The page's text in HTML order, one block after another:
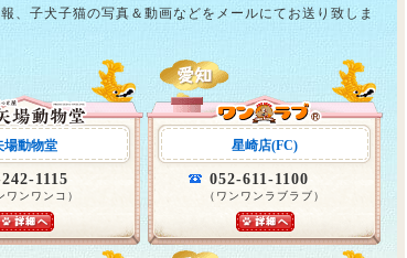
、子犬子猫の写真＆動画などをメールにてお送り致しま
場動物堂
1115
ワンワンコ）
星崎店(FC)
052-611-1100
（ワンワンラブラブ）